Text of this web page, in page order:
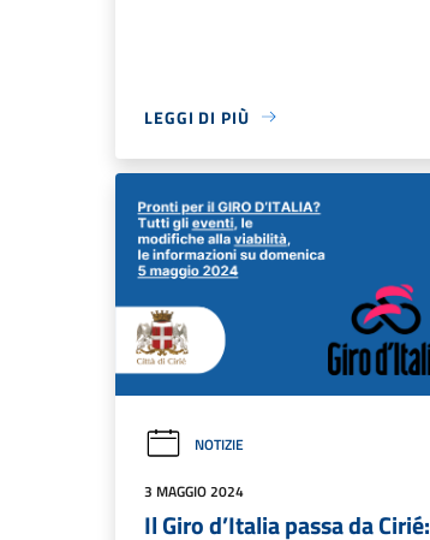
LEGGI DI PIÙ
NOTIZIE
3 MAGGIO 2024
Il Giro d’Italia passa da Cirié: